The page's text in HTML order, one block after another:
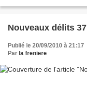
Nouveaux délits 37
Publié le 20/09/2010 à 21:17
Par la freniere